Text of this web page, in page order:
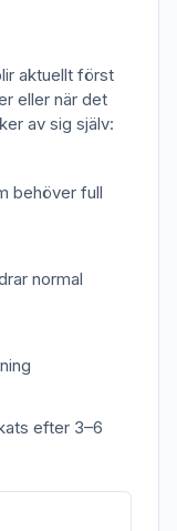
aktuellt först
eller när det
av sig själv:
behöver full
normal
efter 3–6